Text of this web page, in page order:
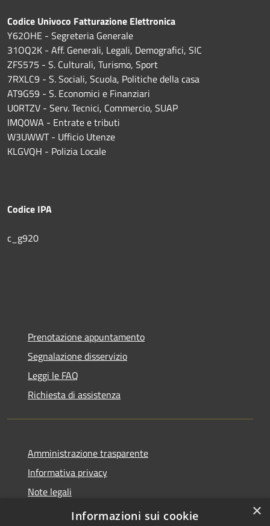
Codice Univoco Fatturazione Elettronica
Y62OHE - Segreteria Generale
31OQ2K - Aff. Generali, Legali, Demografici, SIC
ZFS575 - S. Culturali, Turismo, Sport
7RXLC9 - S. Sociali, Scuola, Politiche della casa
AT9G59 - S. Economici e Finanziari
U0RTZV - Serv. Tecnici, Commercio, SUAP
IMQ0WA - Entrate e tributi
W3UWWT - Ufficio Utenze
KLGVQH - Polizia Locale
Codice IPA
c_g920
Prenotazione appuntamento
Segnalazione disservizio
Leggi le FAQ
Richiesta di assistenza
Amministrazione trasparente
Informativa privacy
Note legali
Dichiarazione di accessibilità
×
Informazioni sui cookie